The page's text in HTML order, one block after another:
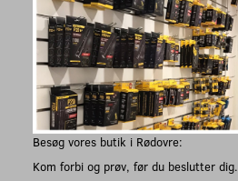
Besøg vores butik i Rødovre:
Kom forbi og prøv, før du beslutter dig.